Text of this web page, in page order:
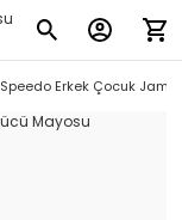
Speedo Erkek Çocuk